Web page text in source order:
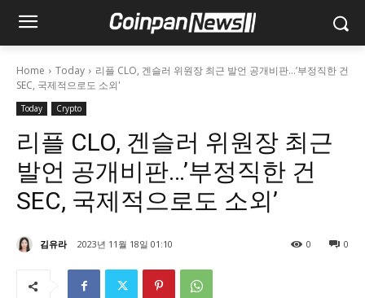
Home Today
리플 CLO, 겐슬러 위원장 최근 발언 공개비판…’부정직한 건
SEC, 국제적으로도 소외'
Today Crypto
리플 CLO, 겐슬러 위원장 최근
발언 공개비판…’부정직한 건
SEC, 국제적으로도 소외’
김유라 2023년 11월 18일 01:10 0
0